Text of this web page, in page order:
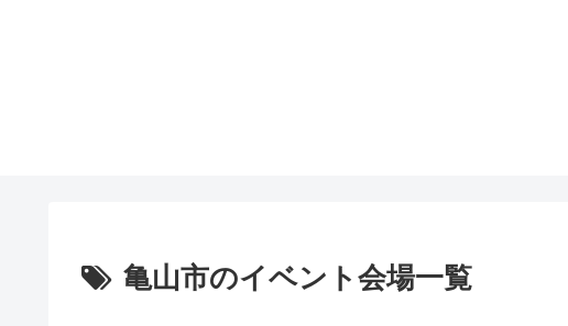
亀山市のイベント会場一覧